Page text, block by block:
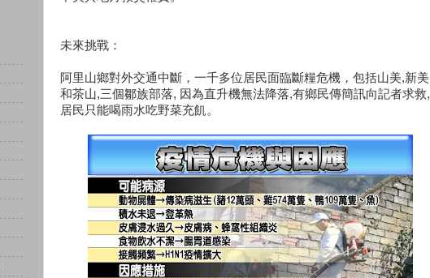
未來挑戰：
阿里山鄉對外交通中斷，一千多位居民面臨斷糧危機，包括山美,新美
和茶山,三個鄒族部落, 因為直升機無法降落,有鄉民傳簡訊向記者求救,
居民只能喝雨水吃野菜充飢。